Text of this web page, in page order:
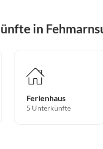
in
Ferienhaus
5 Unterkünfte